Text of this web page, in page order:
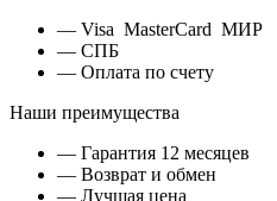
— Visa MasterCard МИР
— СПБ
— Оплата по счету
Наши преимущества
— Гарантия 12 месяцев
— Возврат и обмен
— Лучшая цена